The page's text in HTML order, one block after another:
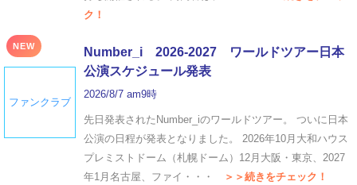
ク！
NEW
ファンクラブ
Number_i 2026‐2027 ワールドツアー日本
公演スケジュール発表
2026/8/7 am9時
先日発表されたNumber_iのワールドツアー。 ついに日本
公演の日程が発表となりました。 2026年10月大和ハウス
プレミストドーム（札幌ドーム）12月大阪・東京、2027
年1月名古屋、ファイ・・・
＞＞続きをチェック！